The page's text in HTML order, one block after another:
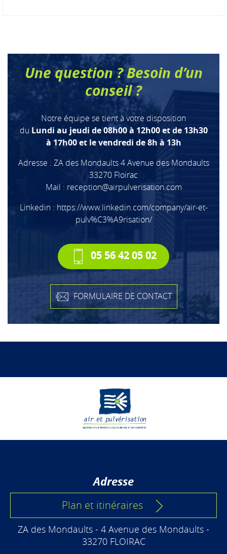
Une question ? Besoin d’un
conseil ?
Notre équipe se tient à votre disposition
du Lundi au jeudi de 08h00 à 12h00 et de 13h30
à 17h00 et le vendredi de 8h à 13h
Adresse : ZA des Mondaults 4 Avenue des Mondaults
33270 Floirac
Mail : reception@airpulverisation.com
Linkedin : https://www.linkedin.com/company/air-et-
pulv%C3%A9risation/
05 56 42 05 02
FORMULAIRE DE CONTACT
Adresse
Plan et itinéraires
ZA des Mondaults - 4 Avenue des Mondaults -
33270 FLOIRAC